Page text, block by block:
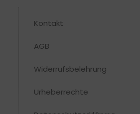
Kontakt
AGB
Widerrufsbelehrung
Urheberrechte​